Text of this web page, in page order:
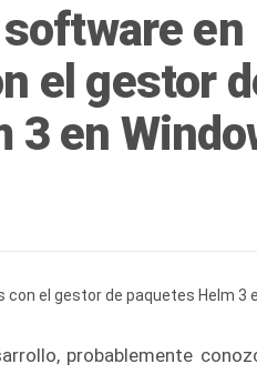
en
el gestor
3 en
probablemente